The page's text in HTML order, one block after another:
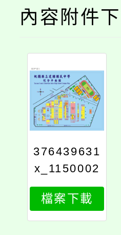
內容附件
376439631
x_1150002
854_attach
2
檔案下載